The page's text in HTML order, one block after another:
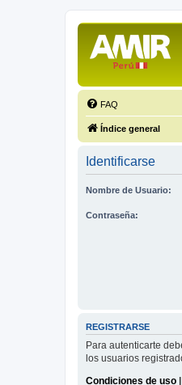
FAQ
Índice general
Identificarse
Nombre de Usuario:
Contraseña:
REGISTRARSE
Para autenticarte
los usuarios
Condiciones de uso